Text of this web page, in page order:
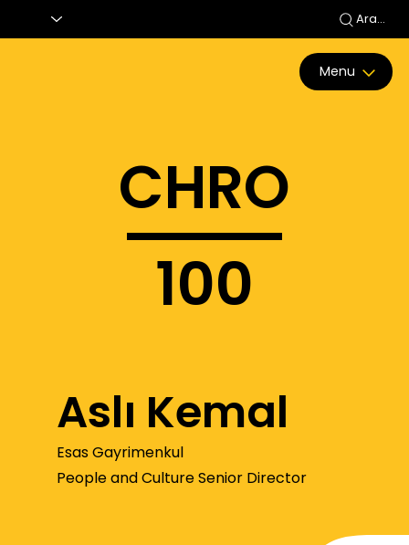
Menu
Ara...
Aslı Kemal
Esas Gayrimenkul
People and Culture Senior Director
CHRO
100